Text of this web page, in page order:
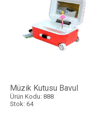
Müzik Kutusu Bavul
Ürün Kodu: 888
Stok: 64